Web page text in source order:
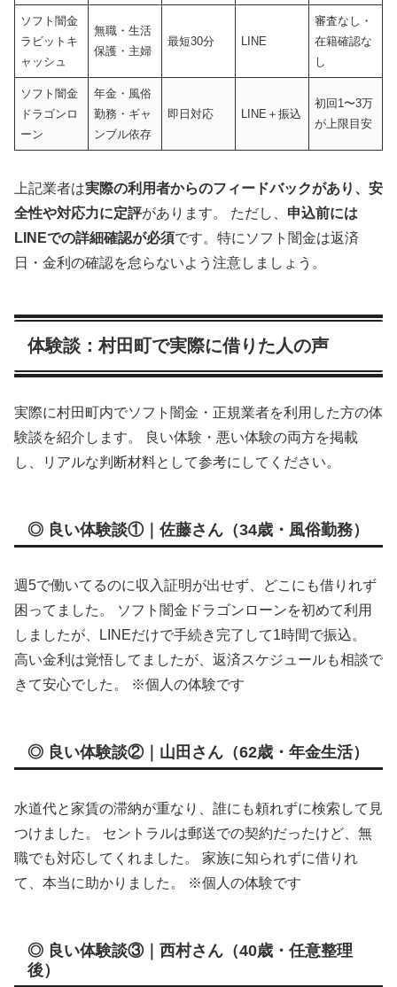
ソフト闇金
ラビットキ
ャッシュ
無職・生活
保護・主婦
最短30分 LINE
審査なし・
在籍確認な
し
ソフト闇金
ドラゴンロ
ーン
年金・風俗
勤務・ギャ
ンブル依存
即日対応 LINE＋振込
初回1〜3万
が上限目安
上記業者は実際の利用者からのフィードバックがあり、安
全性や対応力に定評があります。 ただし、 申込前には
LINEでの詳細確認が必須です。特にソフト闇金は返済
日・金利の確認を怠らないよう注意しましょう。
体験談：村田町で実際に借りた人の声
実際に村田町内でソフト闇金・正規業者を利用した方の体
験談を紹介します。 良い体験・悪い体験の両方を掲載
し、リアルな判断材料として参考にしてください。
◎ 良い体験談①｜佐藤さん（34歳・風俗勤務）
週5で働いてるのに収入証明が出せず、どこにも借りれず
困ってました。 ソフト闇金ドラゴンローンを初めて利用
しましたが、LINEだけで手続き完了して1時間で振込。
高い金利は覚悟してましたが、返済スケジュールも相談で
きて安心でした。 ※個人の体験です
◎ 良い体験談②｜山田さん（62歳・年金生活）
水道代と家賃の滞納が重なり、誰にも頼れずに検索して見
つけました。 セントラルは郵送での契約だったけど、無
職でも対応してくれました。 家族に知られずに借りれ
て、本当に助かりました。 ※個人の体験です
◎ 良い体験談③｜西村さん（40歳・任意整理
後）